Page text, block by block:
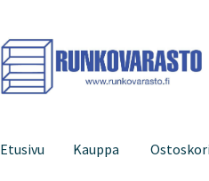
Siirry
navigointiin
Siirry
sisältöön
Etusivu Kauppa